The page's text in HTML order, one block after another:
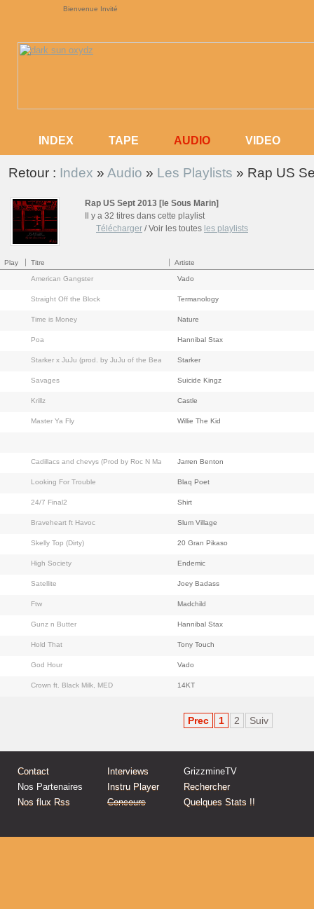
Bienvenue Invité
VIDEO
VIDEO
AUDIO
AUDIO
TAPE
TAPE
INDEX
INDEX
Retour : Index » Audio » Les Playlists » Rap US
Rap US Sept 2013 [le Sous Marin]
Il y a 32 titres dans cette playlist
Télécharger / Voir les toutes les playlists
Play Titre Artiste
American Gangster Vado
Straight Off the Block Termanology
Time is Money Nature
Poa Hannibal Stax
Starker x JuJu (prod. by JuJu of the Beatnuts)Starker
Savages Suicide Kingz
Krillz Castle
Master Ya Fly Willie The Kid
Cadillacs and chevys (Prod by Roc N Mayne) Jarren Benton
Looking For Trouble Blaq Poet
24/7 Final2 Shirt
Braveheart ft Havoc Slum Village
Skelly Top (Dirty) 20 Gran Pikaso
High Society Endemic
Satellite Joey Badass
Ftw Madchild
Gunz n Butter Hannibal Stax
Hold That Tony Touch
God Hour Vado
Crown ft. Black Milk, MED 14KT
Prec 1 2 Suiv
Contact
Nos Partenaires
Nos flux Rss
Interviews
Instru Player
Concours
GrizzmineTV
Rechercher
Quelques Stats !!